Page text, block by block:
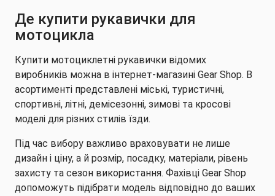
Де купити рукавички для
мотоцикла
Купити мотоциклетні рукавички відомих
виробників можна в інтернет-магазині Gear Shop. В
асортименті представлені міські, туристичні,
спортивні, літні, демісезонні, зимові та кросові
моделі для різних стилів їзди.
Під час вибору важливо враховувати не лише
дизайн і ціну, а й розмір, посадку, матеріали, рівень
захисту та сезон використання. Фахівці Gear Shop
допоможуть підібрати модель відповідно до ваших